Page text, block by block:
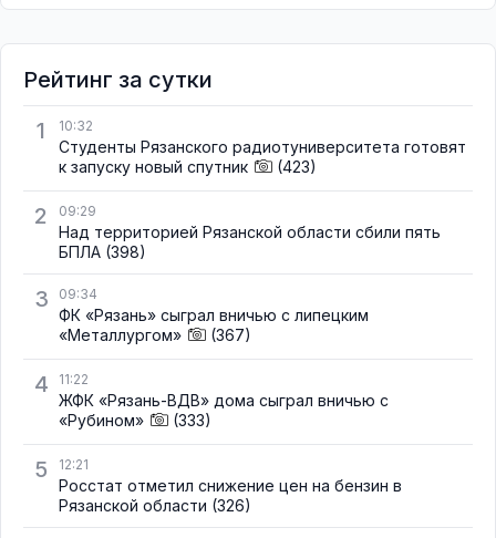
Рейтинг за сутки
1
10:32
Студенты Рязанского радиотуниверситета готовят
к запуску новый спутник
(423)
2 09:29
Над территорией Рязанской области сбили пять
БПЛА (398)
3 09:34
ФК «Рязань» сыграл вничью с липецким
«Металлургом»
(367)
4 11:22
ЖФК «Рязань-ВДВ» дома сыграл вничью с
«Рубином»
(333)
5 12:21
Росстат отметил снижение цен на бензин в
Рязанской области (326)